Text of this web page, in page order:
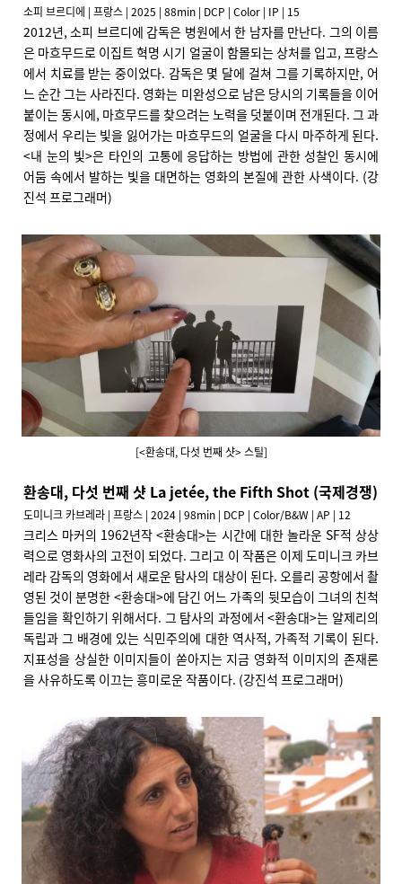
소피 브르디에 | 프랑스 | 2025 | 88min | DCP | Color | IP | 15
2012년, 소피 브르디에 감독은 병원에서 한 남자를 만난다. 그의 이름
은 마흐무드로 이집트 혁명 시기 얼굴이 함몰되는 상처를 입고, 프랑스
에서 치료를 받는 중이었다. 감독은 몇 달에 걸쳐 그를 기록하지만, 어
느 순간 그는 사라진다. 영화는 미완성으로 남은 당시의 기록들을 이어
붙이는 동시에, 마흐무드를 찾으려는 노력을 덧붙이며 전개된다. 그 과
정에서 우리는 빛을 잃어가는 마흐무드의 얼굴을 다시 마주하게 된다.
<내 눈의 빛>은 타인의 고통에 응답하는 방법에 관한 성찰인 동시에
어둠 속에서 발하는 빛을 대면하는 영화의 본질에 관한 사색이다. (강
진석 프로그래머)
[<환송대, 다섯 번째 샷> 스틸]
환송대, 다섯 번째 샷 La jetée, the Fifth Shot (국제경쟁)
도미니크 카브레라 | 프랑스 | 2024 | 98min | DCP | Color/B&W | AP | 12
크리스 마커의 1962년작 <환송대>는 시간에 대한 놀라운 SF적 상상
력으로 영화사의 고전이 되었다. 그리고 이 작품은 이제 도미니크 카브
레라 감독의 영화에서 새로운 탐사의 대상이 된다. 오를리 공항에서 촬
영된 것이 분명한 <환송대>에 담긴 어느 가족의 뒷모습이 그녀의 친척
들임을 확인하기 위해서다. 그 탐사의 과정에서 <환송대>는 알제리의
독립과 그 배경에 있는 식민주의에 대한 역사적, 가족적 기록이 된다.
지표성을 상실한 이미지들이 쏟아지는 지금 영화적 이미지의 존재론
을 사유하도록 이끄는 흥미로운 작품이다. (강진석 프로그래머)